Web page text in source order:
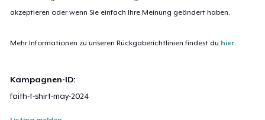
akzeptieren oder wenn Sie einfach Ihre Meinung geändert haben.
Mehr Informationen zu unseren Rückgaberichtlinien findest du hier
Kampagnen-ID:
faith-t-shirt-may-2024